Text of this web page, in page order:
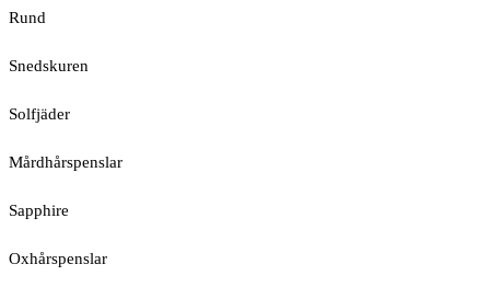
Rund
Snedskuren
Solfjäder
Mårdhårspenslar
Sapphire
Oxhårspenslar